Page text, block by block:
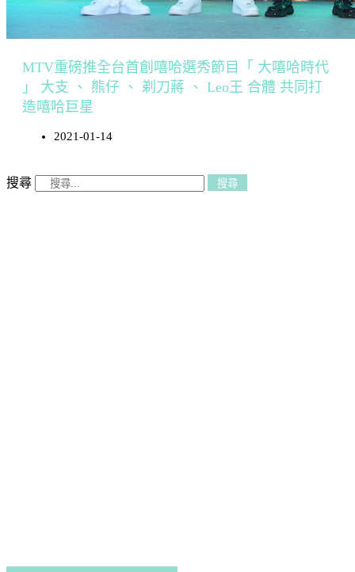
MTV重磅推全台首創嘻哈選秀節目「 大嘻哈時代
」 大支 、 熊仔 、 剃刀蔣 、 Leo王 合體 共同打
造嘻哈巨星
2021-01-14
搜尋 搜尋